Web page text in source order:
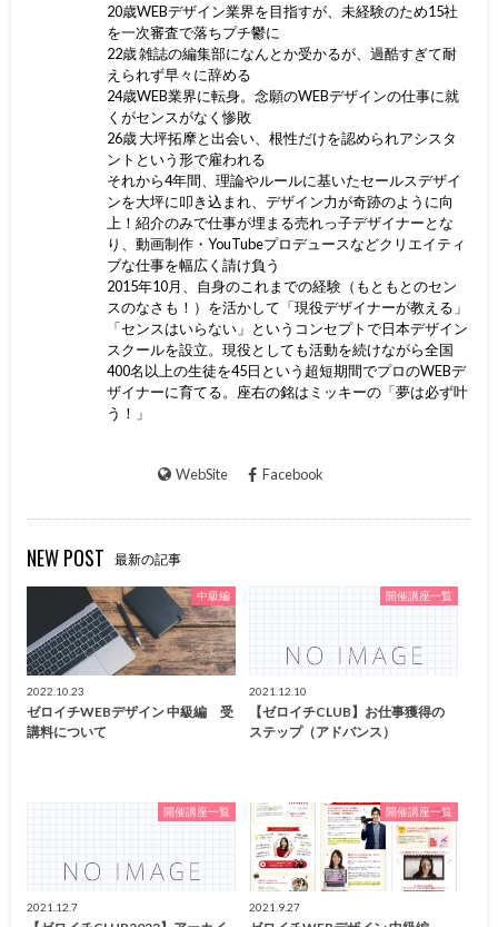
20歳WEBデザイン業界を目指すが、未経験のため15社
を一次審査で落ちプチ鬱に
22歳 雑誌の編集部になんとか受かるが、過酷すぎて耐
えられず早々に辞める
24歳WEB業界に転身。念願のWEBデザインの仕事に就
くがセンスがなく惨敗
26歳 大坪拓摩と出会い、根性だけを認められアシスタ
ントという形で雇われる
それから4年間、理論やルールに基いたセールスデザイ
ンを大坪に叩き込まれ、デザイン力が奇跡のように向
上！紹介のみで仕事が埋まる売れっ子デザイナーとな
り、動画制作・YouTubeプロデュースなどクリエイティ
ブな仕事を幅広く請け負う
2015年10月、自身のこれまでの経験（もともとのセン
スのなさも！）を活かして「現役デザイナーが教える」
「センスはいらない」というコンセプトで日本デザイン
スクールを設立。現役としても活動を続けながら全国
400名以上の生徒を45日という超短期間でプロのWEBデ
ザイナーに育てる。座右の銘はミッキーの「夢は必ず叶
う！」
WebSite Facebook
NEW POST 最新の記事
中級編
2022.10.23
ゼロイチWEBデザイン 中級編 受
講料について
開催講座一覧
2021.12.10
【ゼロイチCLUB】お仕事獲得の
ステップ（アドバンス）
開催講座一覧
2021.12.7
開催講座一覧
2021.9.27